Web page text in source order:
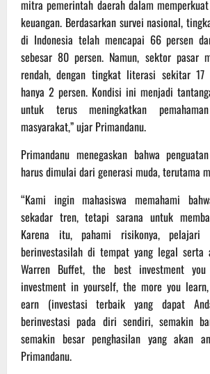
mitra pemerintah daerah dalam
keuangan. Berdasarkan survei nasional,
di Indonesia telah mencapai 66 persen
sebesar 80 persen. Namun, sektor pasar
rendah, dengan tingkat literasi sekitar 17
hanya 2 persen. Kondisi ini menjadi
untuk terus meningkatkan
masyarakat,” ujar Primandanu.
Primandanu menegaskan bahwa
harus dimulai dari generasi muda, terutama
“Kami ingin mahasiswa memahami
sekadar tren, tetapi sarana untuk
Karena itu, pahami risikonya, pelajari
berinvestasilah di tempat yang legal serta
Warren Buffet, the best investment
investment in yourself, the more you
earn (investasi terbaik yang dapat
berinvestasi pada diri sendiri, semakin
semakin besar penghasilan yang akan
Primandanu.